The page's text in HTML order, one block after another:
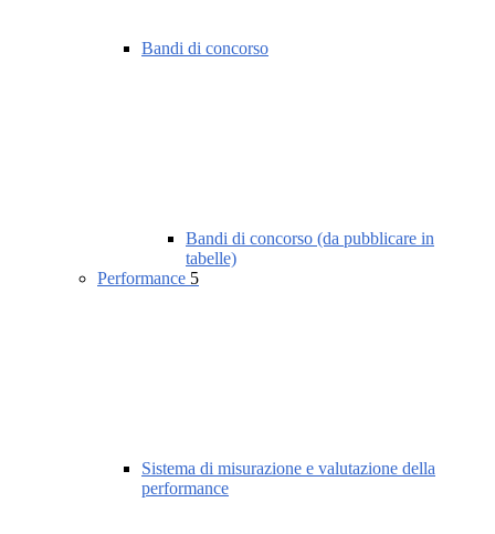
Bandi di concorso
Bandi di concorso (da pubblicare in
tabelle)
Performance 5
Sistema di misurazione e valutazione della
performance